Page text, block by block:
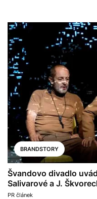
BRANDSTORY
Švandovo divadlo
Salivarové a J.
PR článek